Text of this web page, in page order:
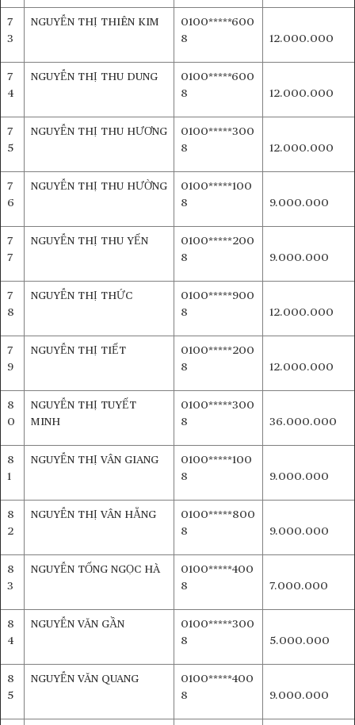
7
3
NGUYỄN THỊ THIÊN KIM
0100*****600
8
12.000.000
7
4
NGUYỄN THỊ THU DUNG
0100*****600
8
12.000.000
7
5
NGUYỄN THỊ THU HƯƠNG
0100*****300
8
12.000.000
7
6
NGUYỄN THỊ THU HƯỜNG
0100*****100
8
9.000.000
7
7
NGUYỄN THỊ THU YẾN
0100*****200
8
9.000.000
7
8
NGUYỄN THỊ THỨC
0100*****900
8
12.000.000
7
9
NGUYỄN THỊ TIẾT
0100*****200
8
12.000.000
8
0
NGUYỄN THỊ TUYẾT
MINH
0100*****300
8
36.000.000
8
1
NGUYỄN THỊ VÂN GIANG
0100*****100
8
9.000.000
8
2
NGUYỄN THỊ VÂN HẰNG
0100*****800
8
9.000.000
8
3
NGUYỄN TỐNG NGỌC HÀ
0100*****400
8
7.000.000
8
4
NGUYỄN VĂN GẦN
0100*****300
8
5.000.000
8
5
NGUYỄN VĂN QUANG
0100*****400
8
9.000.000